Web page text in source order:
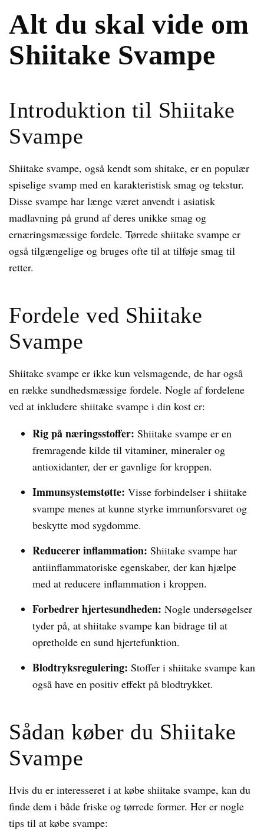
Alt du skal vide om
Shiitake Svampe
Introduktion til Shiitake
Svampe
Shiitake svampe, også kendt som shitake, er en populær
spiselige svamp med en karakteristisk smag og tekstur.
Disse svampe har længe været anvendt i asiatisk
madlavning på grund af deres unikke smag og
ernæringsmæssige fordele. Tørrede shiitake svampe er
også tilgængelige og bruges ofte til at tilføje smag til
retter.
Fordele ved Shiitake
Svampe
Shiitake svampe er ikke kun velsmagende, de har også
en række sundhedsmæssige fordele. Nogle af fordelene
ved at inkludere shiitake svampe i din kost er:
Rig på næringsstoffer: Shiitake svampe er en
fremragende kilde til vitaminer, mineraler og
antioxidanter, der er gavnlige for kroppen.
Immunsystemstøtte: Visse forbindelser i shiitake
svampe menes at kunne styrke immunforsvaret og
beskytte mod sygdomme.
Reducerer inflammation: Shiitake svampe har
antiinflammatoriske egenskaber, der kan hjælpe
med at reducere inflammation i kroppen.
Forbedrer hjertesundheden: Nogle undersøgelser
tyder på, at shiitake svampe kan bidrage til at
opretholde en sund hjertefunktion.
Blodtryksregulering: Stoffer i shiitake svampe kan
også have en positiv effekt på blodtrykket.
Sådan køber du Shiitake
Svampe
Hvis du er interesseret i at købe shiitake svampe, kan du
finde dem i både friske og tørrede former. Her er nogle
tips til at købe svampe: